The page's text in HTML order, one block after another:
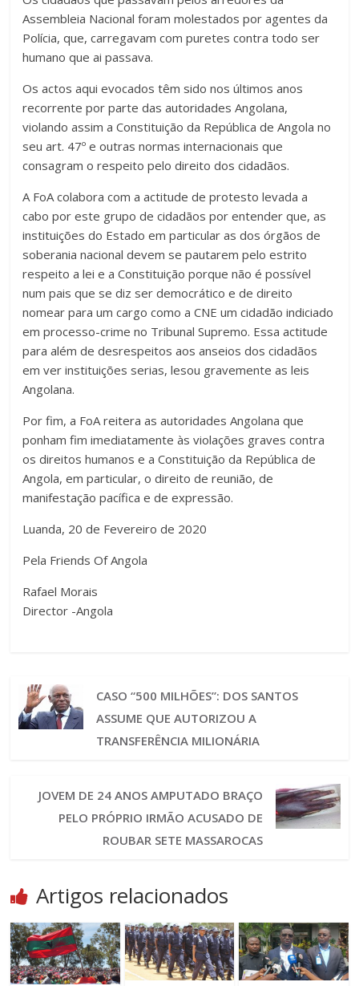
Assembleia Nacional foram molestados por agentes da
Polícia, que, carregavam com puretes contra todo ser
humano que ai passava.
Os actos aqui evocados têm sido nos últimos anos
recorrente por parte das autoridades Angolana,
violando assim a Constituição da República de Angola no
seu art. 47º e outras normas internacionais que
consagram o respeito pelo direito dos cidadãos.
A FoA colabora com a actitude de protesto levada a
cabo por este grupo de cidadãos por entender que, as
instituições do Estado em particular as dos órgãos de
soberania nacional devem se pautarem pelo estrito
respeito a lei e a Constituição porque não é possível
num pais que se diz ser democrático e de direito
nomear para um cargo como a CNE um cidadão indiciado
em processo-crime no Tribunal Supremo. Essa actitude
para além de desrespeitos aos anseios dos cidadãos
em ver instituições serias, lesou gravemente as leis
Angolana.
Por fim, a FoA reitera as autoridades Angolana que
ponham fim imediatamente às violações graves contra
os direitos humanos e a Constituição da República de
Angola, em particular, o direito de reunião, de
manifestação pacífica e de expressão.
Luanda, 20 de Fevereiro de 2020
Pela Friends Of Angola
Rafael Morais
Director -Angola
CASO “500 MILHÕES”: DOS SANTOS
ASSUME QUE AUTORIZOU A
TRANSFERÊNCIA MILIONÁRIA
JOVEM DE 24 ANOS AMPUTADO BRAÇO
PELO PRÓPRIO IRMÃO ACUSADO DE
ROUBAR SETE MASSAROCAS
Artigos relacionados